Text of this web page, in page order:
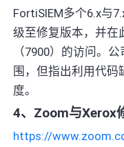
FortiSIEM多个6.x与
级至修复版本，并在
（7900）的访问。
围，但指出利用代码
度。
4、Zoom与Xerox
https://